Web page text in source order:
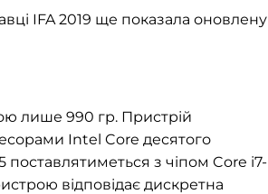
IFA 2019 ще показала оновлену
лише 990 гр. Пристрій
Intel Core десятого
поставлятиметься з чіпом Core i7-
відповідає дискретна